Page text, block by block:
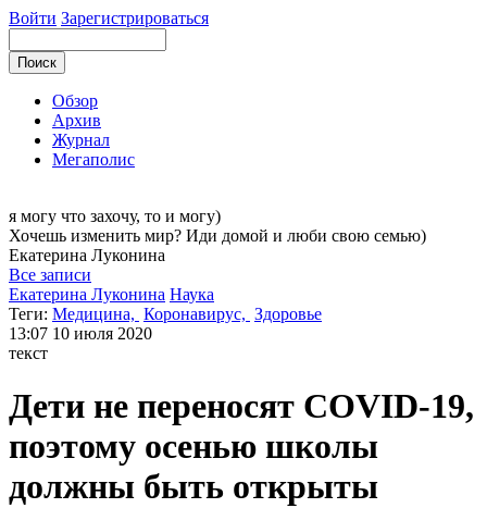
Войти Зарегистрироваться
Обзор
Архив
Журнал
Мегаполис
я могу что захочу, то и могу)
Хочешь изменить мир? Иди домой и люби свою семью)
Екатерина Луконина
Все записи
Екатерина Луконина Наука
Теги: Медицина, Коронавирус, Здоровье
13:07 10 июля 2020
текст
Дети не переносят COVID-19,
поэтому осенью школы
должны быть открыты